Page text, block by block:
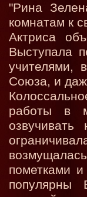
"Рина
комнатам к
Актриса
Выступала
учителями,
Союза, и
работы в
пометками
популярны